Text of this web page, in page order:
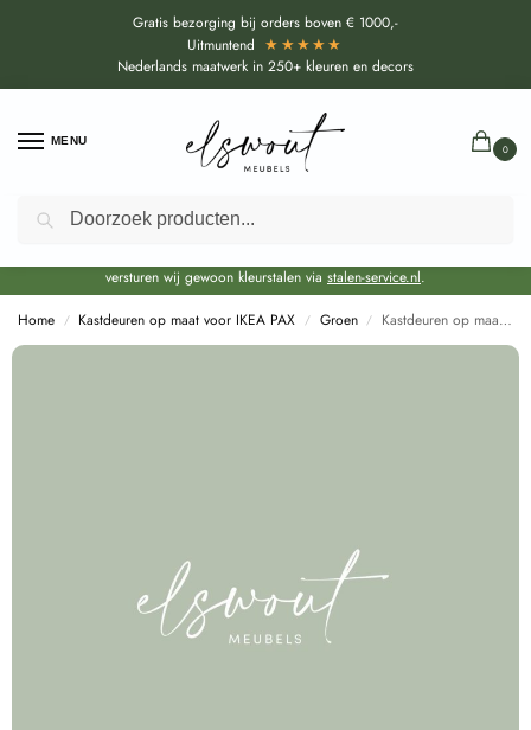
Gratis bezorging bij orders boven € 1000,-
Uitmuntend ★★★★★
Nederlands maatwerk in 250+ kleuren en decors
MENU
0
Door de bouwvakperiode geldt voor alle collecties momenteel een EXTRA
levertijd van circa 3-4 weken bovenop de reguliere levertijd.
versturen wij gewoon kleurstalen via stalen-service.nl.
Home / Kastdeuren op maat voor IKEA PAX / Groen / Kastdeuren op maat Salbei (U19014 SD) voor IKEA PAX